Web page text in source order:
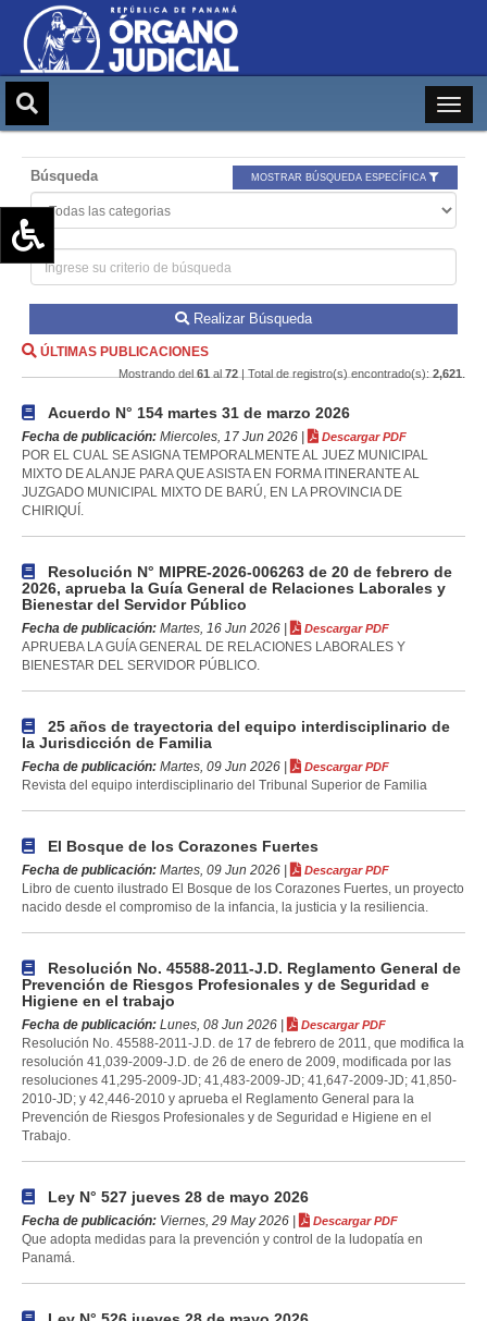
Aumentar texto (+)
Escala de Brillo
Búsqueda MOSTRAR BÚSQUEDA ESPECÍFICA
Realizar Búsqueda
ÚLTIMAS PUBLICACIONES
Mostrando del 61 al 72 | Total de registro(s) encontrado(s): 2,621
Acuerdo N° 154 martes 31 de marzo 2026
Fecha de publicación: Miercoles, 17 Jun 2026 | Descargar PDF
POR EL CUAL SE ASIGNA TEMPORALMENTE AL JUEZ MUNICIPAL
MIXTO DE ALANJE PARA QUE ASISTA EN FORMA ITINERANTE AL
JUZGADO MUNICIPAL MIXTO DE BARÚ, EN LA PROVINCIA DE
CHIRIQUÍ.
Resolución N° MIPRE-2026-006263 de 20 de febrero de
2026, aprueba la Guía General de Relaciones Laborales y
Bienestar del Servidor Público
Fecha de publicación: Martes, 16 Jun 2026 | Descargar PDF
APRUEBA LA GUÍA GENERAL DE RELACIONES LABORALES Y
BIENESTAR DEL SERVIDOR PÚBLICO.
25 años de trayectoria del equipo interdisciplinario de
la Jurisdicción de Familia
Fecha de publicación: Martes, 09 Jun 2026 | Descargar PDF
Revista del equipo interdisciplinario del Tribunal Superior de Familia
El Bosque de los Corazones Fuertes
Fecha de publicación: Martes, 09 Jun 2026 | Descargar PDF
Libro de cuento ilustrado El Bosque de los Corazones Fuertes, un proyecto
nacido desde el compromiso de la infancia, la justicia y la resiliencia.
Resolución No. 45588-2011-J.D. Reglamento General de
Prevención de Riesgos Profesionales y de Seguridad e
Higiene en el trabajo
Fecha de publicación: Lunes, 08 Jun 2026 | Descargar PDF
Resolución No. 45588-2011-J.D. de 17 de febrero de 2011, que modifica la
resolución 41,039-2009-J.D. de 26 de enero de 2009, modificada por las
resoluciones 41,295-2009-JD; 41,483-2009-JD; 41,647-2009-JD; 41,850-
2010-JD; y 42,446-2010 y aprueba el Reglamento General para la
Prevención de Riesgos Profesionales y de Seguridad e Higiene en el
Trabajo.
Ley N° 527 jueves 28 de mayo 2026
Fecha de publicación: Viernes, 29 May 2026 | Descargar PDF
Que adopta medidas para la prevención y control de la ludopatía en
Panamá.